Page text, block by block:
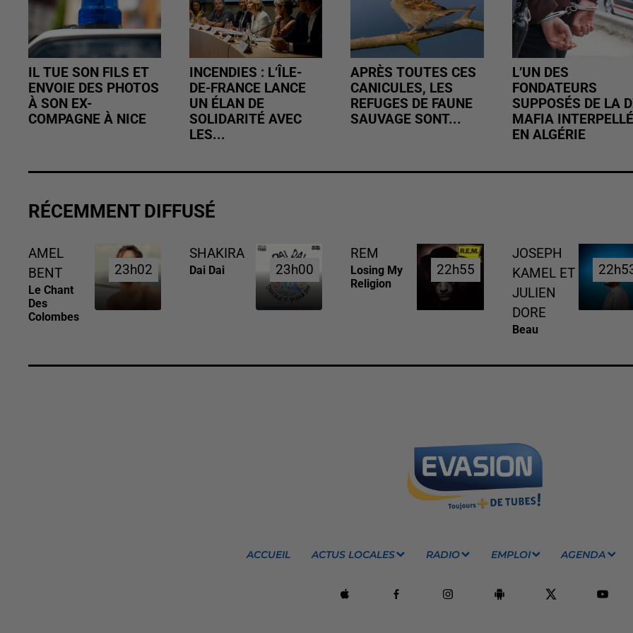
IL TUE SON FILS ET
ENVOIE DES PHOTOS
À SON EX-
COMPAGNE À NICE
INCENDIES : L’ÎLE-
DE-FRANCE LANCE
UN ÉLAN DE
SOLIDARITÉ AVEC
LES...
APRÈS TOUTES CES
CANICULES, LES
REFUGES DE FAUNE
SAUVAGE SONT...
L’UN DES
FONDATEURS
SUPPOSÉS DE LA
MAFIA INTERPELLÉ
EN ALGÉRIE
RÉCEMMENT DIFFUSÉ
AMEL
BENT
Le Chant
Des
Colombes
23h02
23h02
SHAKIRA
Dai Dai 23h00
23h00
REM
Losing My
Religion
22h55
22h55
JOSEPH
KAMEL ET
JULIEN
DORE
Beau
ACCUEIL ACTUS LOCALES RADIO EMPLOI AGENDA